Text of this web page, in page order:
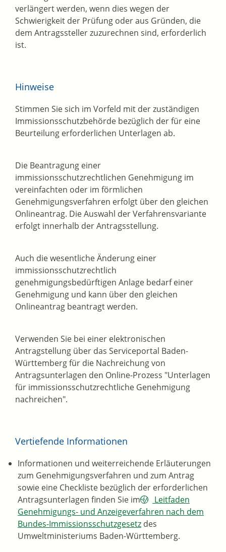
verlängert werden, wenn dies wegen der
Schwierigkeit der Prüfung oder aus Gründen, die
dem Antragssteller zuzurechnen sind, erforderlich
ist.
Hinweise
Stimmen Sie sich im Vorfeld mit der zuständigen
Immissionsschutzbehörde bezüglich der für eine
Beurteilung erforderlichen Unterlagen ab.
Die Beantragung einer
immissionsschutzrechtlichen Genehmigung im
vereinfachten oder im förmlichen
Genehmigungsverfahren erfolgt über den gleichen
Onlineantrag. Die Auswahl der Verfahrensvariante
erfolgt innerhalb der Antragsstellung.
Auch die wesentliche Änderung einer
immissionsschutzrechtlich
genehmigungsbedürftigen Anlage bedarf einer
Genehmigung und kann über den gleichen
Onlineantrag beantragt werden.
Verwenden Sie bei einer elektronischen
Antragstellung über das Serviceportal Baden-
Württemberg für die Nachreichung von
Antragsunterlagen den Online-Prozess "Unterlagen
für immissionsschutzrechtliche Genehmigung
nachreichen".
Vertiefende Informationen
Informationen und weiterreichende Erläuterungen
zum Genehmigungsverfahren und zum Antrag
sowie eine Checkliste bezüglich der erforderlichen
Antragsunterlagen finden Sie im
Leitfaden
Genehmigungs- und Anzeigeverfahren nach dem
Bundes-Immissionsschutzgesetz des
Umweltministeriums Baden-Württemberg.